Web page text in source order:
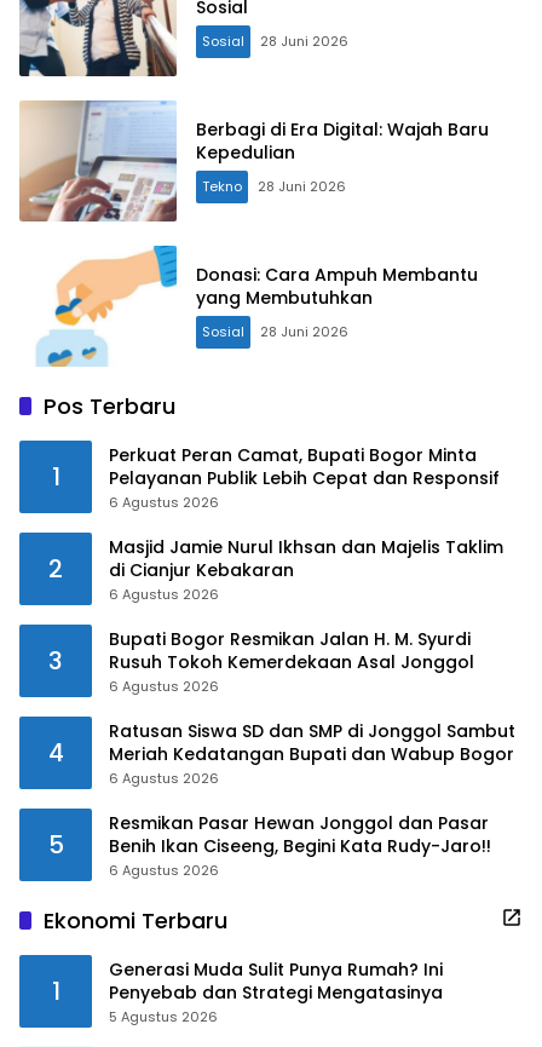
Sosial
Sosial 28 Juni 2026
Berbagi di Era Digital: Wajah Baru
Kepedulian
Tekno 28 Juni 2026
Donasi: Cara Ampuh Membantu
yang Membutuhkan
Sosial 28 Juni 2026
Pos Terbaru
1
Perkuat Peran Camat, Bupati Bogor Minta
Pelayanan Publik Lebih Cepat dan Responsif
6 Agustus 2026
2
Masjid Jamie Nurul Ikhsan dan Majelis Taklim
di Cianjur Kebakaran
6 Agustus 2026
3
Bupati Bogor Resmikan Jalan H. M. Syurdi
Rusuh Tokoh Kemerdekaan Asal Jonggol
6 Agustus 2026
4
Ratusan Siswa SD dan SMP di Jonggol Sambut
Meriah Kedatangan Bupati dan Wabup Bogor
6 Agustus 2026
5
Resmikan Pasar Hewan Jonggol dan Pasar
Benih Ikan Ciseeng, Begini Kata Rudy-Jaro!!
6 Agustus 2026
Ekonomi Terbaru
1
Generasi Muda Sulit Punya Rumah? Ini
Penyebab dan Strategi Mengatasinya
5 Agustus 2026